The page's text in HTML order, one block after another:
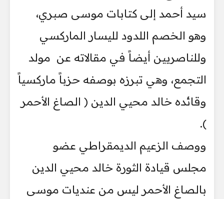
سيد أحمد إلى كتابات موسى صبري،
وهو الخصم اللدود لليسار الماركسي
وللناصريين أيضاً في مقالاته عن مولد
التجمع، وهي تبرزه بوصفه حزباً ماركسياً
وقائده خالد محيي الدين ( الصاغ الأحمر
).
ووصف الزعيم الديمقراطي عضو
مجلس قيادة الثورة خالد محيي الدين
بالصاغ الأحمر ليس من عنديات موسى